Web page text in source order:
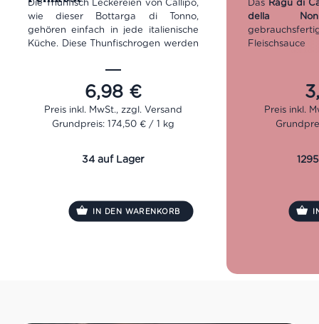
Die Thunfisch Leckereien von Callipo,
wie dieser Bottarga di Tonno,
gehören einfach in jede italienische
Küche. Diese Thunfischrogen werden
hergestellt und vereinen die beste
Qualität des Mittelmeeres. Dank ihres
salzigen Geschmacks kannst Du sie
ideal mit frischer Tomatensoße zum
Würzen eines Nudelgerichts oder
6,98 €
Grundpreis: 174,50 € / 1 kg
34 auf Lager
IN DEN WARENKORB
Das Ragù di
della
Sellerie.
würzig – ideal
Lasagne
erwärmen